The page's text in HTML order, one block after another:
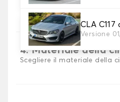
CLA C117
Versione
Scegli il materiale del
4. Materiale della
Scegliere il materiale della